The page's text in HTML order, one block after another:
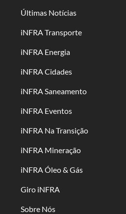
Últimas Notícias
iNFRA Transporte
iNFRA Energia
iNFRA Cidades
iNFRA Saneamento
iNFRA Eventos
iNFRA Na Transição
iNFRA Mineração
iNFRA Óleo & Gás
Giro iNFRA
Sobre Nós